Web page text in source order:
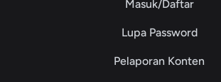
Masuk/Daftar
Lupa Password
Pelaporan Konten